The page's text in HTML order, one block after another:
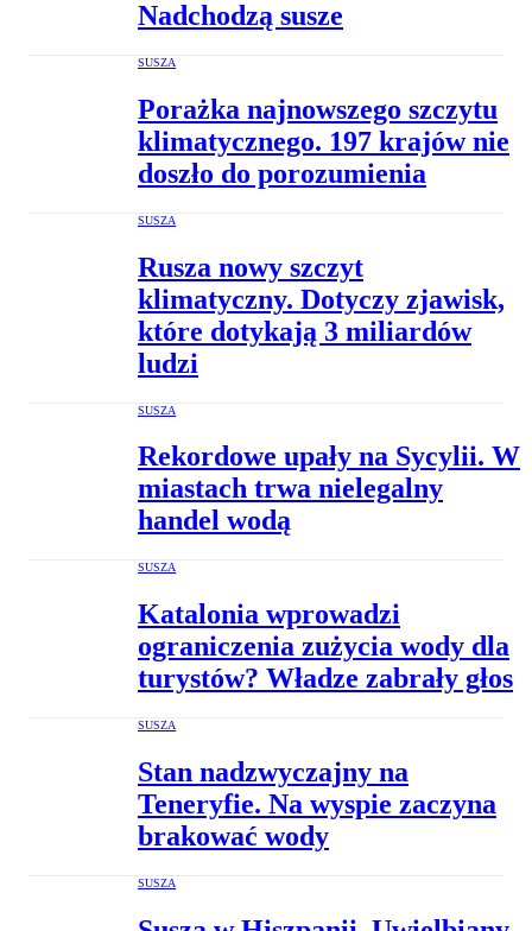
Nadchodzą susze
SUSZA
Porażka najnowszego szczytu
klimatycznego. 197 krajów nie
doszło do porozumienia
SUSZA
Rusza nowy szczyt
klimatyczny. Dotyczy zjawisk,
które dotykają 3 miliardów
ludzi
SUSZA
Rekordowe upały na Sycylii. W
miastach trwa nielegalny
handel wodą
SUSZA
Katalonia wprowadzi
ograniczenia zużycia wody dla
turystów? Władze zabrały głos
SUSZA
Stan nadzwyczajny na
Teneryfie. Na wyspie zaczyna
brakować wody
SUSZA